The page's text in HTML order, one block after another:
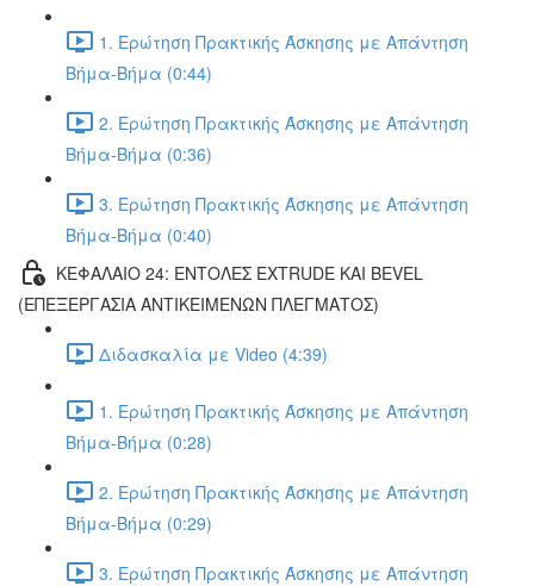
1. Ερώτηση Πρακτικής Άσκησης με Απάντηση
Βήμα-Βήμα (0:44)
2. Ερώτηση Πρακτικής Άσκησης με Απάντηση
Βήμα-Βήμα (0:36)
3. Ερώτηση Πρακτικής Άσκησης με Απάντηση
Βήμα-Βήμα (0:40)
ΚΕΦΑΛΑΙΟ 24: ΕΝΤΟΛΕΣ EXTRUDE ΚΑΙ BEVEL
(ΕΠΕΞΕΡΓΑΣΙΑ ΑΝΤΙΚΕΙΜΕΝΩΝ ΠΛΕΓΜΑΤΟΣ)
Διδασκαλία με Video (4:39)
1. Ερώτηση Πρακτικής Άσκησης με Απάντηση
Βήμα-Βήμα (0:28)
2. Ερώτηση Πρακτικής Άσκησης με Απάντηση
Βήμα-Βήμα (0:29)
3. Ερώτηση Πρακτικής Άσκησης με Απάντηση